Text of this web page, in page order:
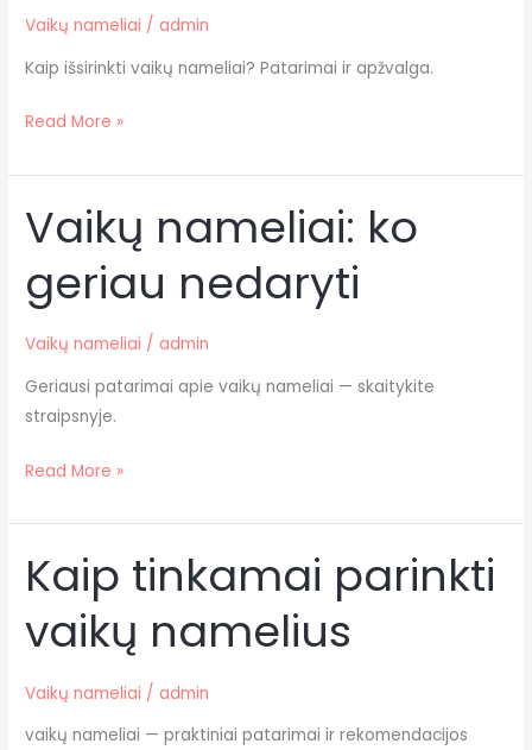
Vaikų nameliai / admin
Kaip išsirinkti vaikų nameliai? Patarimai ir apžvalga.
galima
Read More »
Vaikų nameliai: ko
geriau nedaryti
Vaikų nameliai / admin
Geriausi patarimai apie vaikų nameliai — skaitykite
straipsnyje.
Vaikų
nameliai:
ko
geriau
nedaryti
Read More »
Kaip tinkamai parinkti
vaikų namelius
Vaikų nameliai / admin
vaikų nameliai — praktiniai patarimai ir rekomendacijos
Kaip
tinkamai
parinkti
vaikų
namelius